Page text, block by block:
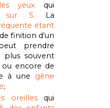
yeux qui
sur 5. La
étant
finition d'un
prendre
plus souvent
ou encore de
à une gêne
;
oreilles qui